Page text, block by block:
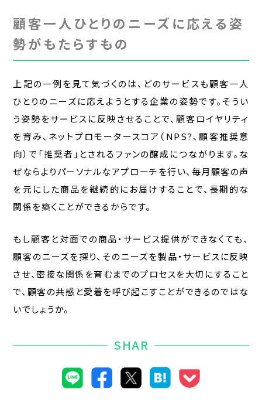
顧客一人ひとりのニーズに応える姿
勢がもたらすもの
上記の一例を見て気づくのは、どのサービスも顧客一人
ひとりのニーズに応えようとする企業の姿勢です。そうい
う姿勢をサービスに反映させることで、顧客ロイヤリティ
を育み、ネットプロモータースコア（NPS?、顧客推奨意
向）で「推奨者」とされるファンの醸成につながります。な
ぜならよりパーソナルなアプローチを行い、毎月顧客の声
を元にした商品を継続的にお届けすることで、長期的な
関係を築くことができるからです。
もし顧客と対面での商品・サービス提供ができなくても、
顧客のニーズを探り、そのニーズを製品・サービスに反映
させ、密接な関係を育むまでのプロセスを大切にすること
で、顧客の共感と愛着を呼び起こすことができるのではな
いでしょうか。
SHAR